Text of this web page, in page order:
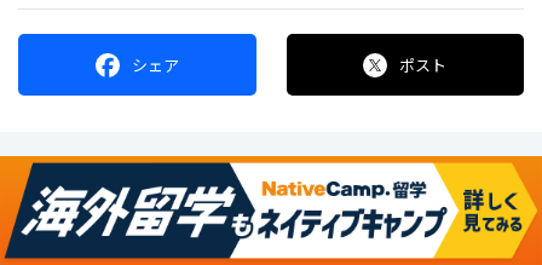
シェア ポスト